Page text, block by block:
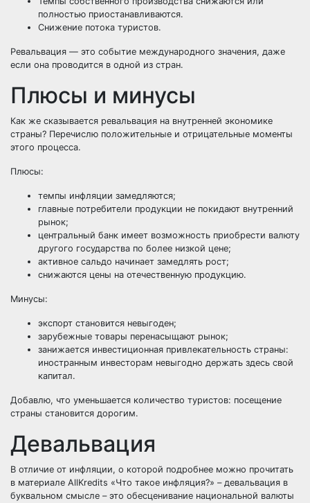
полностью приостанавливаются.
Снижение потока туристов.
Ревальвация — это событие международного значения, даже
если она проводится в одной из стран.
Плюсы и минусы
Как же сказывается ревальвация на внутренней экономике
страны? Перечислю положительные и отрицательные моменты
этого процесса.
Плюсы:
темпы инфляции замедляются;
главные потребители продукции не покидают внутренний
рынок;
центральный банк имеет возможность приобрести валюту
другого государства по более низкой цене;
активное сальдо начинает замедлять рост;
снижаются цены на отечественную продукцию.
Минусы:
экспорт становится невыгоден;
зарубежные товары перенасыщают рынок;
занижается инвестиционная привлекательность страны:
иностранным инвесторам невыгодно держать здесь свой
капитал.
Добавлю, что уменьшается количество туристов: посещение
страны становится дорогим.
Девальвация
В отличие от инфляции, о которой подробнее можно прочитать
в материале AllKredits «Что такое инфляция?» – девальвация в
буквальном смысле – это обесценивание национальной валюты